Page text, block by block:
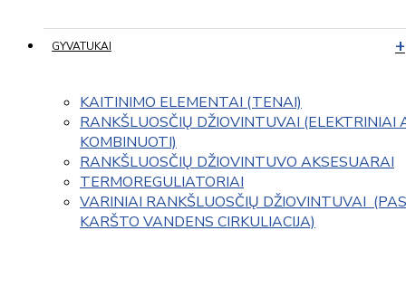
GYVATUKAI
KAITINIMO ELEMENTAI (TENAI)
RANKŠLUOSČIŲ DŽIOVINTUVAI (ELEKTRINIAI
KOMBINUOTI)
RANKŠLUOSČIŲ DŽIOVINTUVO AKSESUARAI
TERMOREGULIATORIAI
VARINIAI RANKŠLUOSČIŲ DŽIOVINTUVAI
KARŠTO VANDENS CIRKULIACIJA)